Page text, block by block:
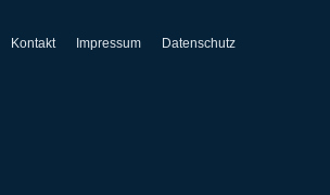
Kontakt Impressum Datenschutz